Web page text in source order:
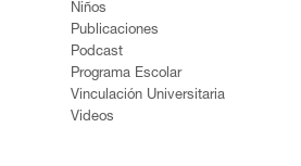
Niños
Publicaciones
Podcast
Programa Escolar
Vinculación Universitaria
Videos